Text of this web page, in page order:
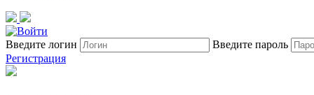
Введите логин Введите пароль
Регистрация